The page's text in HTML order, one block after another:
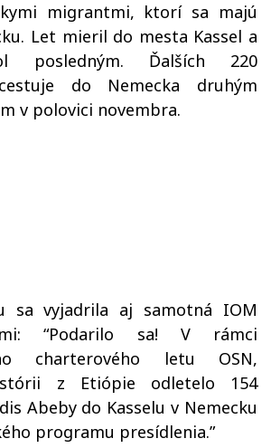
migrantmi, ktorí sa majú
Let mieril do mesta Kassel a
posledným. Ďalších 220
do Nemecka druhým
v polovici novembra.
sa vyjadrila aj samotná IOM
“Podarilo sa! V rámci
charterového letu OSN,
z Etiópie odletelo 154
Abeby do Kasselu v Nemecku
programu presídlenia.”